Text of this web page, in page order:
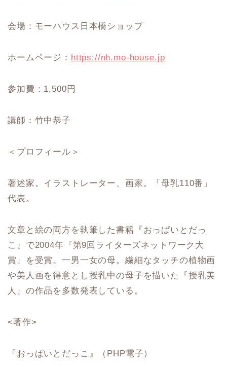
会場：モーハウス日本橋ショップ
ホームページ： https://nh.mo-house.jp
参加費：1,500円
講師：竹中恭子
＜プロフィール＞
著述家。イラストレーター、画家。「母乳110番」
代表。
文章と絵の両方を執筆した書籍『おっぱいとだっ
こ』で2004年『第9回ライターズネットワーク大
賞』を受賞。一男一女の母。繊細なタッチの植物画
や美人画を得意とし授乳中の母子を描いた『授乳美
人』の作品を多数発表している。
<著作>
『おっぱいとだっこ』（PHP電子）